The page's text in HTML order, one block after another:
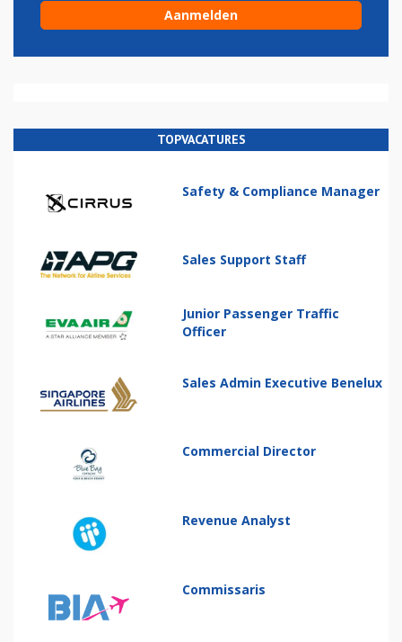
TOPVACATURES
Safety & Compliance Manager
Sales Support Staff
Junior Passenger Traffic
Officer
Sales Admin Executive Benelux
Commercial Director
Revenue Analyst
Commissaris